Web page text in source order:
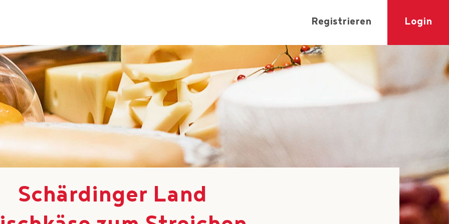
Registrieren Login
Schärdinger Land